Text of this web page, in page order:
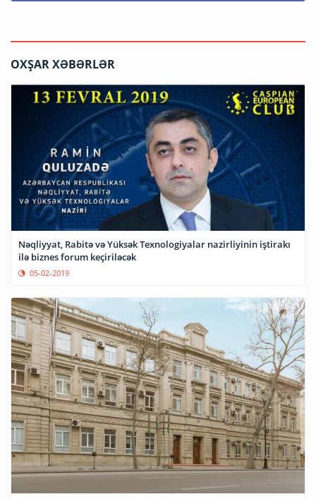
OXŞAR XƏBƏRLƏR
Nəqliyyat, Rabitə və Yüksək Texnologiyalar nazirliyinin iştirakı
ilə biznes forum keçiriləcək
05-02-2019